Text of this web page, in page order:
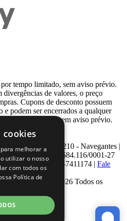
tempo limitado, sem aviso prévio.
divergências de valores, o preço
Cupons de desconto possuem
podem ser encerrados a qualquer
disponibilidade e sem aviso prévio.
Venezuela, Nº 210 - Navegantes |
220 CNPJ: 08.584.116/0001-27
| Telefone: 0800-7411174 | Fale
| © 2007 - 2026 Todos os
cookies
melhorar a
utilizar o nosso
com todos os
Política de